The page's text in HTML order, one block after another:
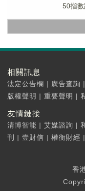
50指數
相關訊息
法定公告欄 | 廣告查詢 |
版權聲明 | 重要聲明 |
友情鏈接
清博智能 | 艾媒諮詢 |
刊
| 壹財信 | 權衡財經 |
香